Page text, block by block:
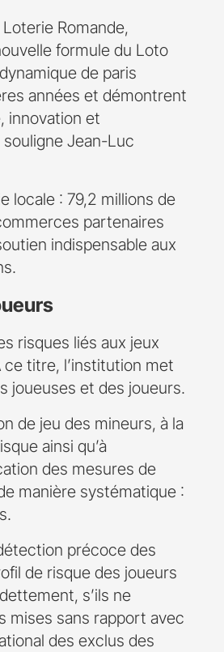
Romande,
formule du Loto
de paris
années et démontrent
innovation et
Jean-Luc
locale : 79,2 millions de
partenaires
indispensable aux
risques liés aux jeux
titre, l’institution met
joueuses et des joueurs.
de jeu des mineurs, à la
ainsi qu’à
des mesures de
manière systématique :
précoce des
de risque des joueurs
s’ils ne
mises sans rapport avec
des exclus des